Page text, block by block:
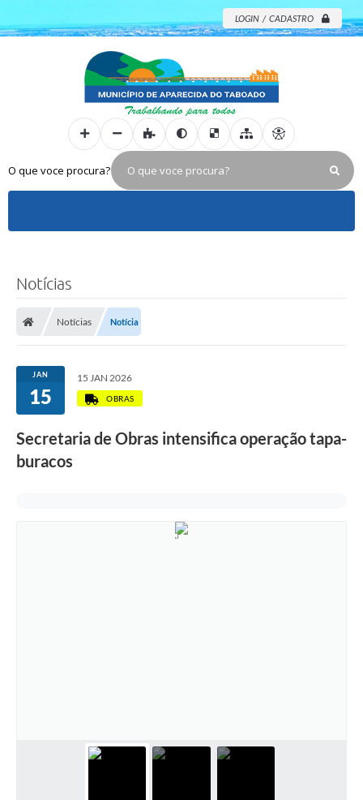
LOGIN / CADASTRO
O que voce procura?
Notícias
Notícias Notícia
JAN
15
15 JAN 2026
OBRAS
Secretaria de Obras intensifica operação tapa-
buracos